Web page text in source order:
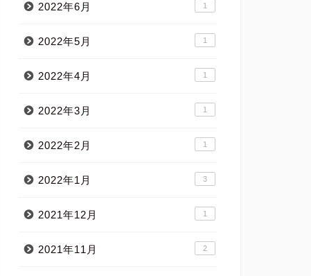
2022年6月 1
2022年5月 1
2022年4月 1
2022年3月 1
2022年2月 1
2022年1月 3
2021年12月 1
2021年11月 2